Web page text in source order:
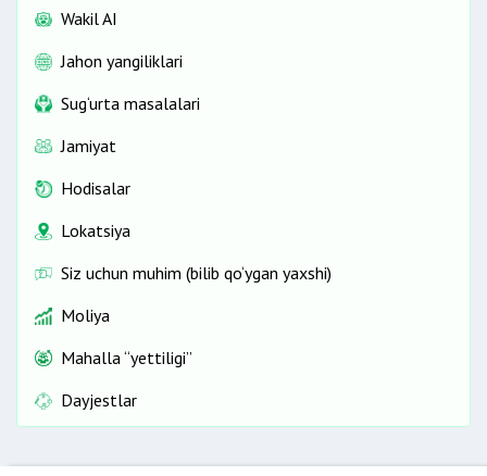
Wakil AI
Jahon yangiliklari
Sug‘urta masalalari
Jamiyat
Hodisalar
Lokatsiya
Siz uchun muhim (bilib qo‘ygan yaxshi)
Moliya
Mahalla “yettiligi”
Dayjestlar